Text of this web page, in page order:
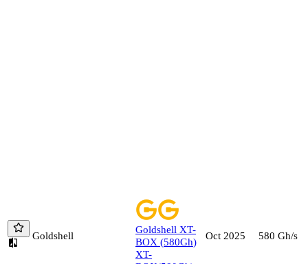
Goldshell
Goldshell XT-
BOX (580Gh)
XT-
Oct 2025 580 Gh/s